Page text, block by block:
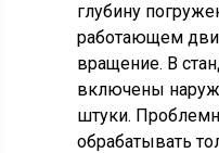
глубину
работающем
вращение. В
включены
штуки.
обрабатывать